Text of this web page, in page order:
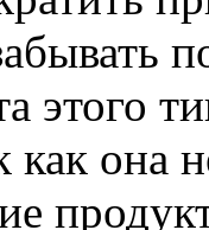
этого
она